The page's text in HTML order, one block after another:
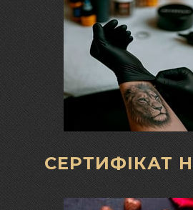
СЕРТИФІКАТ